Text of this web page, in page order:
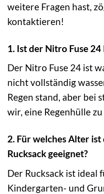
weitere Fragen hast,
kontaktieren!
1. Ist der Nitro Fuse
Der Nitro Fuse 24 ist
nicht vollständig
Regen stand, aber bei
wir, eine Regenhülle
2. Für welches Alter
Rucksack geeignet?
Der Rucksack ist ideal
Kindergarten- und